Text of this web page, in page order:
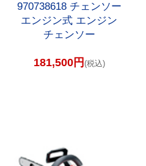
970738618 チェンソー
エンジン式 エンジン
チェンソー
181,500円 (税込)